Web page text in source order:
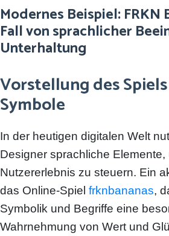
Modernes Beispiel: FRKN
Fall von sprachlicher
Unterhaltung
Vorstellung des
Symbole
In der heutigen digitalen Welt
Designer sprachliche Elemente,
Nutzererlebnis zu steuern. Ein
das Online-Spiel frknbananas,
Symbolik und Begriffe eine
Wahrnehmung von Wert und